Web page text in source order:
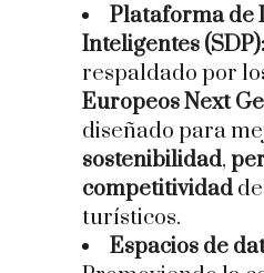
Plataforma de
Inteligentes (SDP):
respaldado por
Europeos Next
diseñado para
sostenibilidad,
competitividad
turísticos.
Espacios de